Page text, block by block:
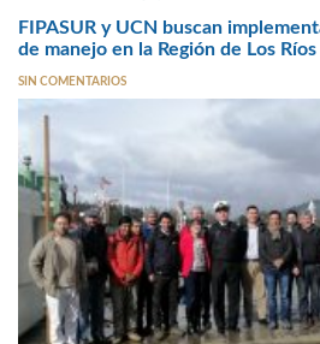
FIPASUR y UCN buscan
de manejo en la Región de Los Ríos
SIN COMENTARIOS